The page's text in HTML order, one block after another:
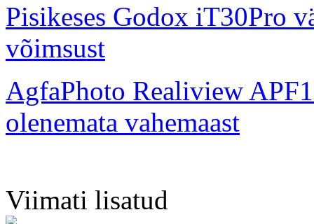
Pisikeses Godox iT30Pro
võimsust
AgfaPhoto Realiview
olenemata vahemaast
Viimati lisatud